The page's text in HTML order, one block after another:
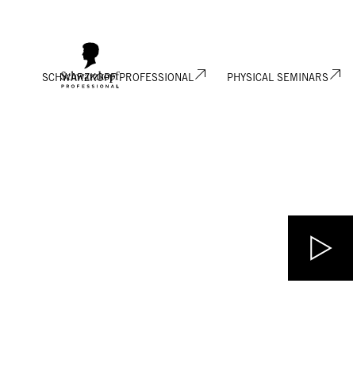
SCHWARZKOPF PROFESSIONAL PHYSICAL SEMINARS